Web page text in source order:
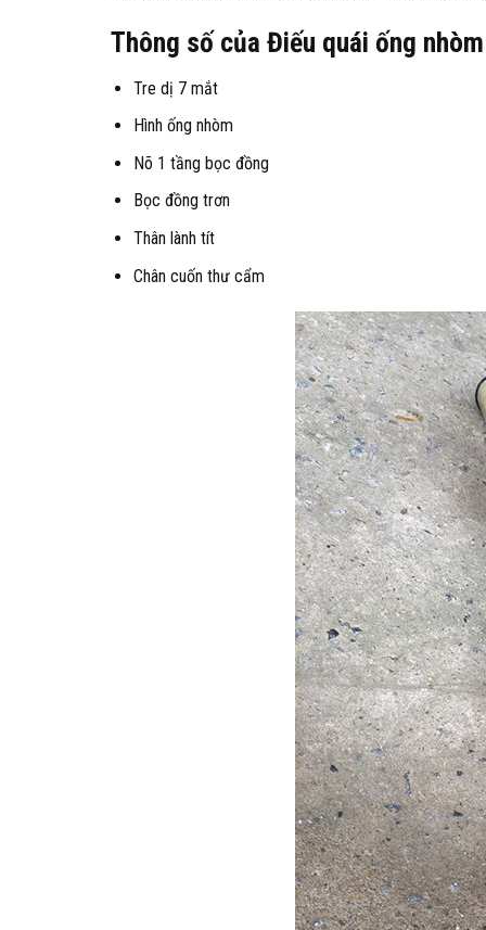
Thông số của Điếu quái ống
Tre dị 7 mắt
Hình ống nhòm
Nõ 1 tầng bọc đồng
Bọc đồng trơn
Thân lành tít
Chân cuốn thư cẩm